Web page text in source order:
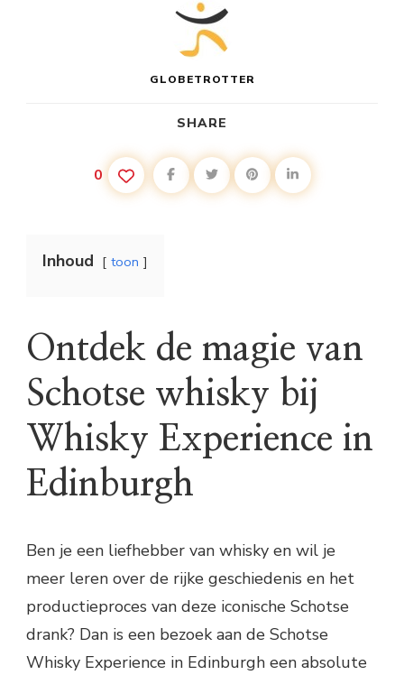
GLOBETROTTER
SHARE
0
Inhoud toon
Ontdek de magie van
Schotse whisky bij
Whisky Experience in
Edinburgh
Ben je een liefhebber van whisky en wil je
meer leren over de rijke geschiedenis en het
productieproces van deze iconische Schotse
drank? Dan is een bezoek aan de Schotse
Whisky Experience in Edinburgh een absolute